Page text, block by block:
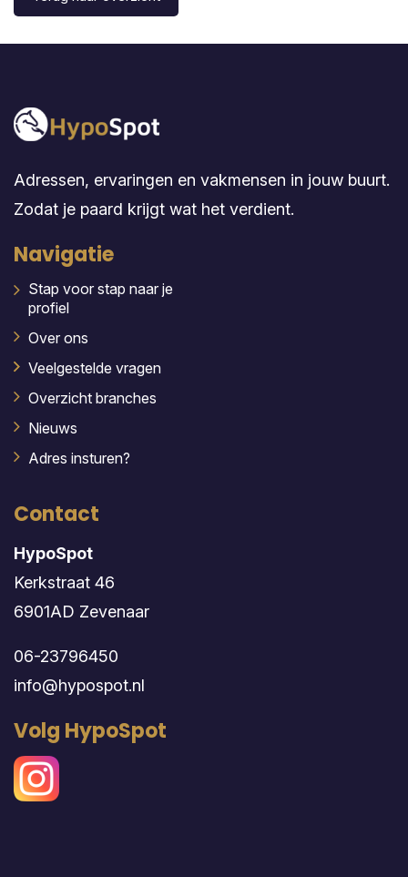
Adressen, ervaringen en vakmensen in jouw buurt.
Zodat je paard krijgt wat het verdient.
Navigatie
Stap voor stap naar je
profiel
Over ons
Veelgestelde vragen
Overzicht branches
Nieuws
Adres insturen?
Contact
HypoSpot
Kerkstraat 46
6901AD Zevenaar
06-23796450
info@hypospot.nl
Volg HypoSpot